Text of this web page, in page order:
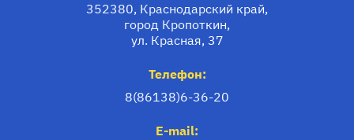
352380, Краснодарский край,
город Кропоткин,
ул. Красная, 37
Телефон:
8(86138)6-36-20
E-mail: